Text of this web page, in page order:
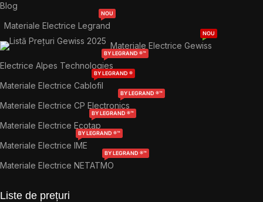
Blog
Materiale Electrice Legrand
NOU
Materiale Electrice Gewiss
NOU
Electrice Alpes Technologies
BY LEGRAND ®™
Materiale Electrice Cablofil
BY LEGRAND ®
Materiale Electrice CP Electronics
BY LEGRAND ®™
Materiale Electrice Ecotap
BY LEGRAND ®™
Materiale Electrice IME
BY LEGRAND ®™
Materiale Electrice NETATMO
BY LEGRAND ®™
Liste de prețuri